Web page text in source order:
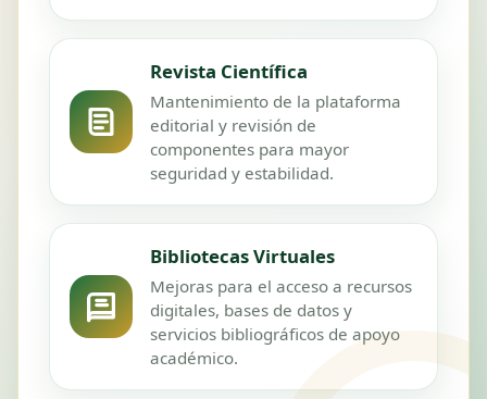
Revista Científica
Mantenimiento de la plataforma
editorial y revisión de
componentes para mayor
seguridad y estabilidad.
Bibliotecas Virtuales
Mejoras para el acceso a recursos
digitales, bases de datos y
servicios bibliográficos de apoyo
académico.